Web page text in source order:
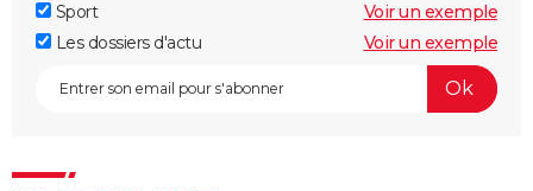
Sport
Voir un exemple
Les dossiers d'actu
Voir un exemple